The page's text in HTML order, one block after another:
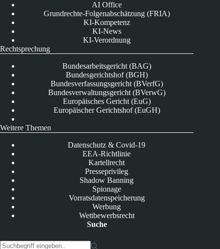
AI Office
Grundrechte-Folgenabschätzung (FRIA)
KI-Kompetenz
KI-News
KI-Verordnung
Rechtsprechung
Bundesarbeitsgericht (BAG)
Bundesgerichtshof (BGH)
Bundesverfassungsgericht (BVerfG)
Bundesverwaltungsgericht (BVerwG)
Europäisches Gericht (EuG)
Europäischer Gerichtshof (EuGH)
Weitere Themen
Datenschutz & Covid-19
EEA-Richtlinie
Kartellrecht
Presseprivileg
Shadow Banning
Spionage
Vorratsdatenspeicherung
Werbung
Wettbewerbsrecht
Suche